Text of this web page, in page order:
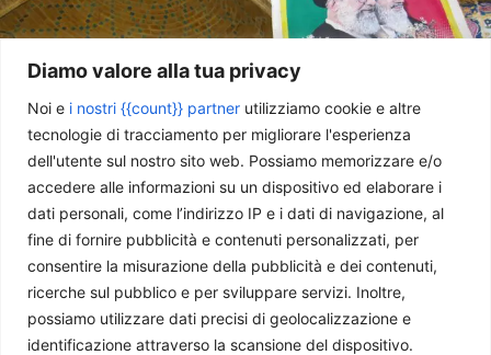
Diamo valore alla tua privacy
Noi e i nostri {{count}} partner utilizziamo cookie e altre
tecnologie di tracciamento per migliorare l'esperienza
dell'utente sul nostro sito web. Possiamo memorizzare e/o
accedere alle informazioni su un dispositivo ed elaborare i
dati personali, come l’indirizzo IP e i dati di navigazione, al
fine di fornire pubblicità e contenuti personalizzati, per
consentire la misurazione della pubblicità e dei contenuti,
ricerche sul pubblico e per sviluppare servizi. Inoltre,
possiamo utilizzare dati precisi di geolocalizzazione e
identificazione attraverso la scansione del dispositivo.
Il dopo iraniano non esiste (ancora)
Redazione - 27 Marzo 2026